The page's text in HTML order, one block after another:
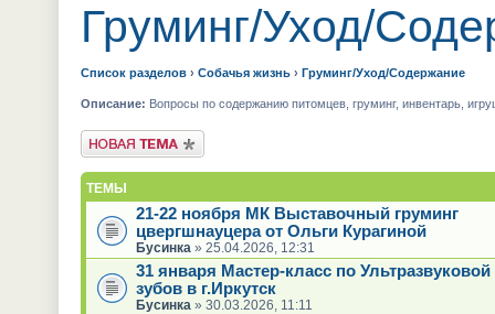
Груминг/Уход/
Список разделов › Собачья жизнь › Груминг/Уход/Содержание
Описание: Вопросы по содержанию питомцев, груминг, инвентарь,
Новая тема
ТЕМЫ
21-22 ноября МК Выставочный груминг
цвергшнауцера от Ольги Курагиной
Бусинка » 25.04.2026, 12:31
31 января Мастер-класс по Ультразвуковой
зубов в г.Иркутск
Бусинка » 30.03.2026, 11:11